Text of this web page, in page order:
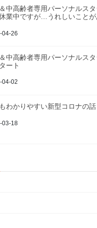
中高齢者専用パーソナルス
業中ですが…うれしいことが
04-26
中高齢者専用パーソナルス
ート
04-02
わかりやすい新型コロナの
03-18